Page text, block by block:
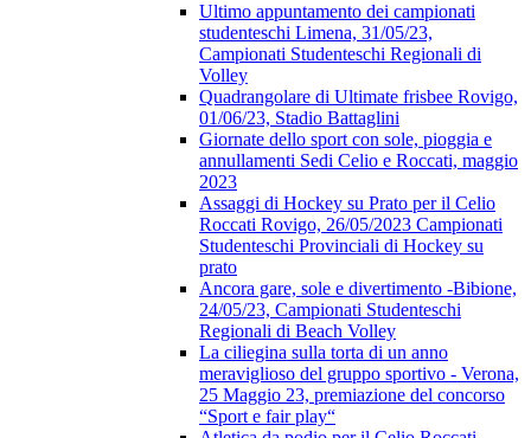
Ultimo appuntamento dei campionati
studenteschi Limena, 31/05/23,
Campionati Studenteschi Regionali di
Volley
Quadrangolare di Ultimate frisbee Rovigo,
01/06/23, Stadio Battaglini
Giornate dello sport con sole, pioggia e
annullamenti Sedi Celio e Roccati, maggio
2023
Assaggi di Hockey su Prato per il Celio
Roccati Rovigo, 26/05/2023 Campionati
Studenteschi Provinciali di Hockey su
prato
Ancora gare, sole e divertimento -Bibione,
24/05/23, Campionati Studenteschi
Regionali di Beach Volley
La ciliegina sulla torta di un anno
meraviglioso del gruppo sportivo - Verona,
25 Maggio 23, premiazione del concorso
“Sport e fair play“